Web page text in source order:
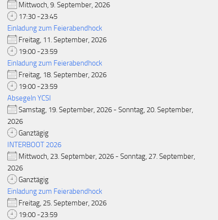
Mittwoch, 9. September, 2026
17:30 -23:45
Einladung zum Feierabendhock
Freitag, 11. September, 2026
19:00 -23:59
Einladung zum Feierabendhock
Freitag, 18. September, 2026
19:00 -23:59
Absegeln YCSI
Samstag, 19. September, 2026 - Sonntag, 20. September,
2026
Ganztägig
INTERBOOT 2026
Mittwoch, 23. September, 2026 - Sonntag, 27. September,
2026
Ganztägig
Einladung zum Feierabendhock
Freitag, 25. September, 2026
19:00 -23:59